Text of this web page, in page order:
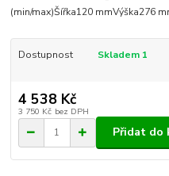
(min/max)Šířka120 mmVýška276
Dostupnost Skladem 1
4 538 Kč
3 750 Kč bez DPH
Přidat do